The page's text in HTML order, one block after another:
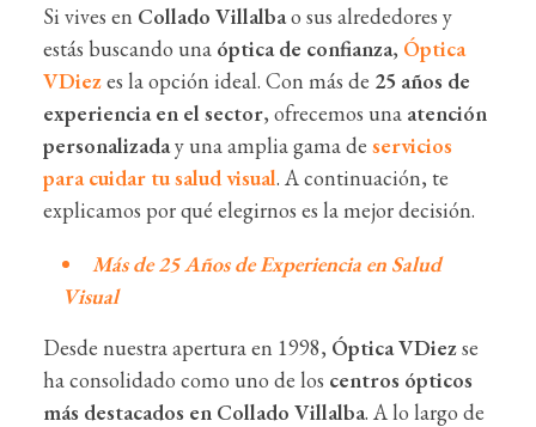
Si vives en Collado Villalbao sus alrededores y
estás buscando una óptica de confianza, Óptica
VDiezes la opción ideal. Con más de 25 años de
experiencia en el sector, ofrecemos una atención
personalizaday una amplia gama de servicios
para cuidar tu salud visual. A continuación, te
explicamos por qué elegirnos es la mejor decisión.
Más de 25 Años de Experiencia en Salud
Visual
Desde nuestra apertura en 1998, Óptica VDiezse
ha consolidado como uno de los centros ópticos
más destacados en Collado Villalba. A lo largo de